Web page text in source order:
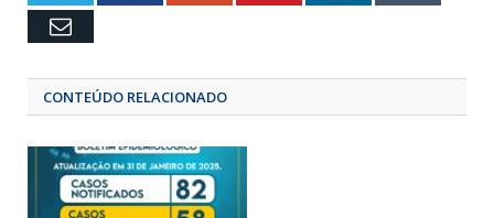
Email
CONTEÚDO RELACIONADO